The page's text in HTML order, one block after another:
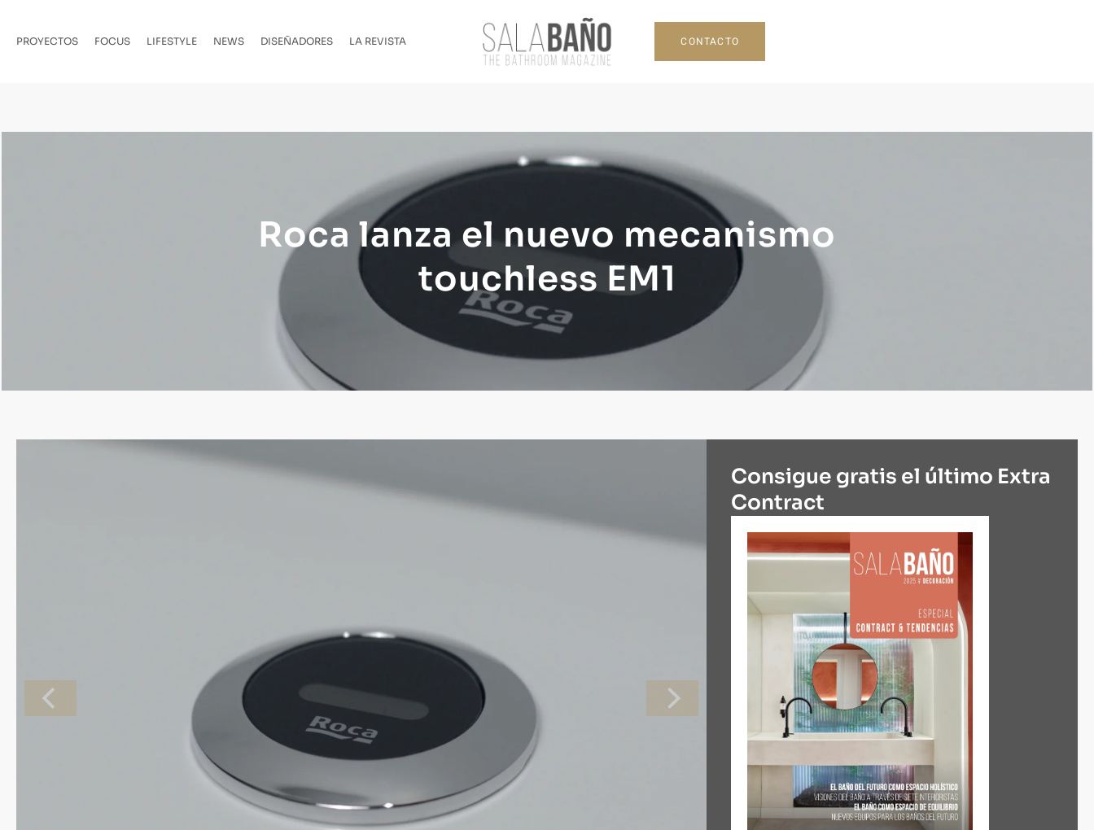
PROYECTOS FOCUS LIFESTYLE NEWS DISEÑADORES LA REVISTA CONTACTO
Roca lanza el nuevo mecanismo
touchless EM1
Consigue gratis el último Extra
Contract